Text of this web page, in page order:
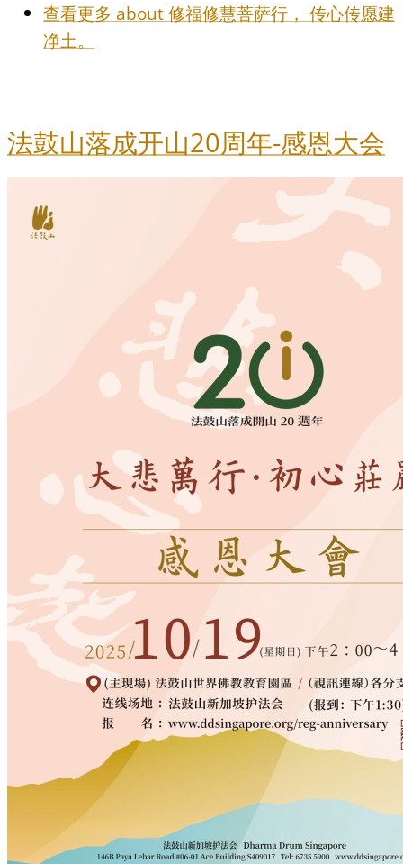
查看更多 about 修福修慧菩萨行， 传心传愿建
净土。
法鼓山落成开山20周年-感恩大会